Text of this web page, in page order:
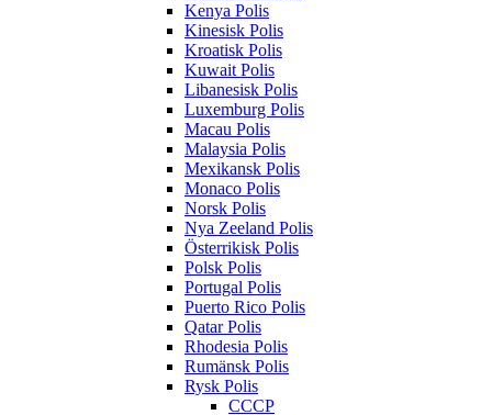
Kenya Polis
Kinesisk Polis
Kroatisk Polis
Kuwait Polis
Libanesisk Polis
Luxemburg Polis
Macau Polis
Malaysia Polis
Mexikansk Polis
Monaco Polis
Norsk Polis
Nya Zeeland Polis
Österrikisk Polis
Polsk Polis
Portugal Polis
Puerto Rico Polis
Qatar Polis
Rhodesia Polis
Rumänsk Polis
Rysk Polis
CCCP